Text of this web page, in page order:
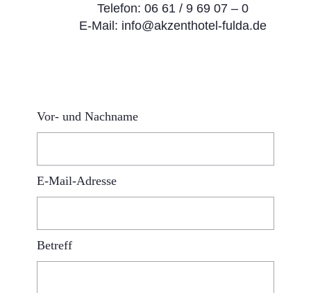
Telefon: 06 61 / 9 69 07 – 0
E-Mail: info@akzenthotel-fulda.de
Vor- und Nachname
E-Mail-Adresse
Betreff